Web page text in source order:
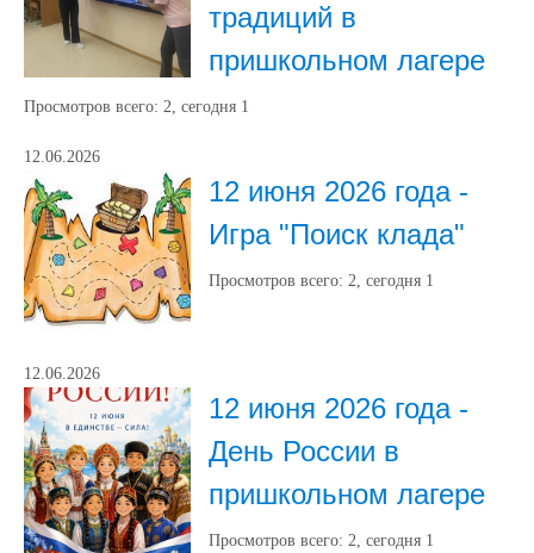
традиций в
пришкольном лагере
Просмотров всего: 2, сегодня 1
12.06.2026
12 июня 2026 года -
Игра "Поиск клада"
Просмотров всего: 2, сегодня 1
12.06.2026
12 июня 2026 года -
День России в
пришкольном лагере
Просмотров всего: 2, сегодня 1